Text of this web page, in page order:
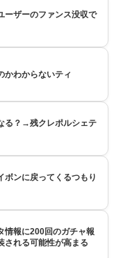
ーザーのファンス没収で
かわからないティ
る？→残クレポルシェテ
ボンに戻ってくるつもり
情報に200回のガチャ報
される可能性が高まる